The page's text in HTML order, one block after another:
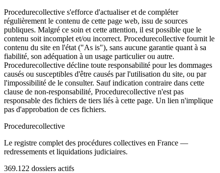
Procedurecollective s'efforce d'actualiser et de compléter
régulièrement le contenu de cette page web, issu de sources
publiques. Malgré ce soin et cette attention, il est possible que le
contenu soit incomplet et/ou incorrect. Procedurecollective fournit le
contenu du site en l'état ("As is"), sans aucune garantie quant à sa
fiabilité, son adéquation à un usage particulier ou autre.
Procedurecollective décline toute responsabilité pour les dommages
causés ou susceptibles d'être causés par l'utilisation du site, ou par
l'impossibilité de le consulter. Sauf indication contraire dans cette
clause de non-responsabilité, Procedurecollective n'est pas
responsable des fichiers de tiers liés à cette page. Un lien n'implique
pas d'approbation de ces fichiers.
Procedurecollective
Le registre complet des procédures collectives en France —
redressements et liquidations judiciaires.
369.122 dossiers actifs